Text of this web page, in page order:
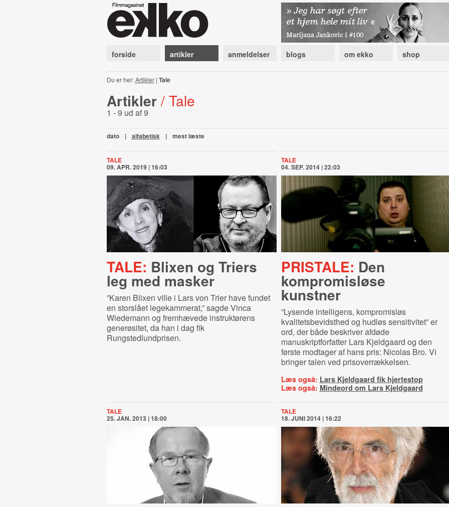
forside artikler anmeldelser blogs om ekko shop
Du er her:Artikler| Tale
Artikler / Tale
1 - 9 ud af 9
dato | alfabetisk | mest læste
TALE
09. APR. 2019 | 16:03
TALE: Blixen og Triers
leg med masker
”Karen Blixen ville i Lars von Trier have fundet
en storslået legekammerat,” sagde Vinca
Wiedemann og fremhævede instruktørens
generøsitet, da han i dag fik
Rungstedlundprisen.
TALE
04. SEP. 2014 | 22:03
PRISTALE: Den
kompromisløse
kunstner
”Lysende intelligens, kompromisløs
kvalitetsbevidsthed og hudløs sensitivitet” er
ord, der både beskriver afdøde
manuskriptforfatter Lars Kjeldgaard og den
første modtager af hans pris: Nicolas Bro. Vi
bringer talen ved prisoverrækkelsen.
Læs også: Lars Kjeldgaard fik hjertestop
Læs også: Mindeord om Lars Kjeldgaard
TALE
25. JAN. 2013 | 18:00
TALE
18. JUNI 2014 | 16:22